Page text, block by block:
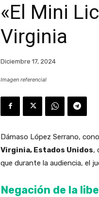
«El Mini
Virginia
Diciembre 17, 2024
Imagen referencial
Dámaso López Serrano,
Virginia, Estados Unidos,
que durante la audiencia, el
Negación de la